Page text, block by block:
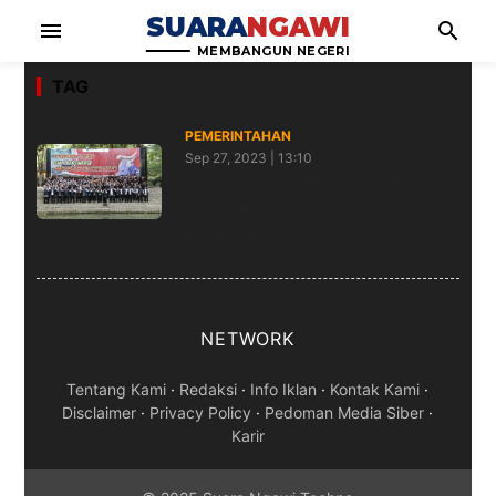
menu SUARANGAWI
MEMBANGUN NEGERI
search
TAG
PEMERINTAHAN
Sep 27, 2023 | 13:10
NETWORK
Tentang Kami · Redaksi · Info Iklan · Kontak Kami ·
Disclaimer · Privacy Policy · Pedoman Media Siber ·
Karir